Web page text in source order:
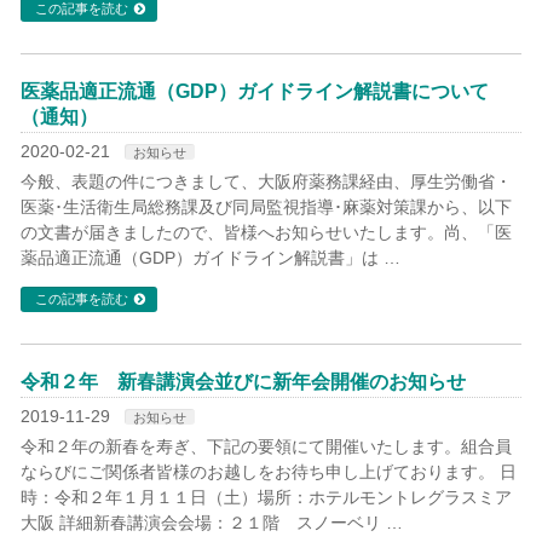
この記事を読む
医薬品適正流通（GDP）ガイドライン解説書について
（通知）
2020-02-21 お知らせ
今般、表題の件につきまして、大阪府薬務課経由、厚生労働省・
医薬･生活衛生局総務課及び同局監視指導･麻薬対策課から、以下
の文書が届きましたので、皆様へお知らせいたします。尚、「医
薬品適正流通（GDP）ガイドライン解説書」は …
この記事を読む
令和２年 新春講演会並びに新年会開催のお知らせ
2019-11-29 お知らせ
令和２年の新春を寿ぎ、下記の要領にて開催いたします。組合員
ならびにご関係者皆様のお越しをお待ち申し上げております。 日
時：令和２年１月１１日（土）場所：ホテルモントレグラスミア
大阪 詳細新春講演会会場：２１階 スノーベリ …